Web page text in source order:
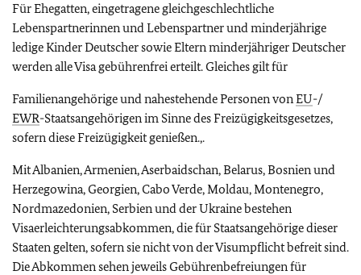
Für Ehegatten, eingetragene gleichgeschlechtliche
Lebenspartnerinnen und Lebenspartner und minderjährige
ledige Kinder Deutscher sowie Eltern minderjähriger Deutscher
werden alle Visa gebührenfrei erteilt. Gleiches gilt für
Familienangehörige und nahestehende Personen vonEU-/
EWR-Staatsangehörigen im Sinne des Freizügigkeitsgesetzes,
sofern diese Freizügigkeit genießen.,.
Mit Albanien, Armenien, Aserbaidschan, Belarus, Bosnien und
Herzegowina, Georgien, Cabo Verde, Moldau, Montenegro,
Nordmazedonien, Serbien und der Ukraine bestehen
Visaerleichterungsabkommen, die für Staatsangehörige dieser
Staaten gelten, sofern sie nicht von der Visumpflicht befreit sind.
Die Abkommen sehen jeweils Gebührenbefreiungen für